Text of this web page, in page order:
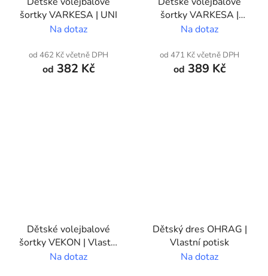
šortky VARKESA | UNI
Na dotaz
od 462 Kč včetně DPH
od 382 Kč
šortky VARKESA |
Vlastní potisk
Na dotaz
od 471 Kč včetně DPH
od 389 Kč
Dětské volejbalové
šortky VEKON | Vlastní
potisk
Na dotaz
Dětský dres OHRAG |
Vlastní potisk
Na dotaz